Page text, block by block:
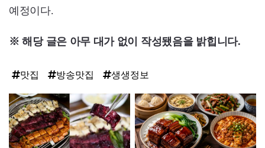
예정이다.
※ 해당 글은 아무 대가 없이 작성됐음을 밝힙니다.
맛집 방송맛집 생생정보
탑
라
인